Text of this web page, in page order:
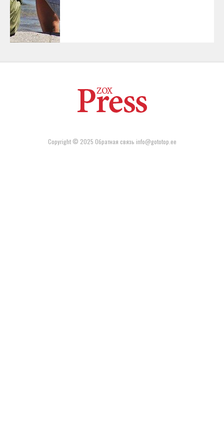
Copyright © 2025 Обратная связь info@gototop.ee